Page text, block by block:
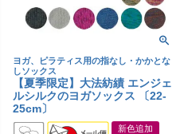
ヨガ、ピラティス用の指なし・かかとな
しソックス
【夏季限定】大法紡績 エンジェ
ルシルクのヨガソックス 〔22-
25cm〕
新色追加